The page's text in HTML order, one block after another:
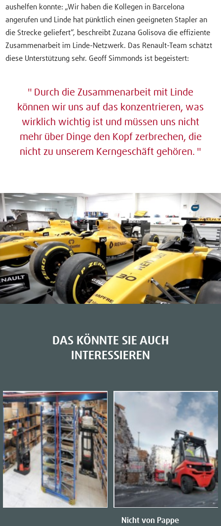
aushelfen konnte: „Wir haben die Kollegen in Barcelona
angerufen und Linde hat pünktlich einen geeigneten Stapler an
die Strecke geliefert“, beschreibt Zuzana Golisova die effiziente
Zusammenarbeit im Linde-Netzwerk. Das Renault-Team schätzt
diese Unterstützung sehr. Geoff Simmonds ist begeistert:
Durch die Zusammenarbeit mit Linde
können wir uns auf das konzentrieren, was
wirklich wichtig ist und müssen uns nicht
mehr über Dinge den Kopf zerbrechen, die
nicht zu unserem Kerngeschäft gehören.
DAS KÖNNTE SIE AUCH
INTERESSIEREN
Nicht von Pappe